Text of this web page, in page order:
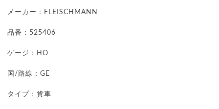
メーカー： FLEISCHMANN
品番：525406
ゲージ：HO
国/路線：GE
タイプ：貨車